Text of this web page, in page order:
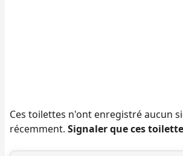
Ces toilettes n'ont enregistré aucun
récemment. Signaler que ces